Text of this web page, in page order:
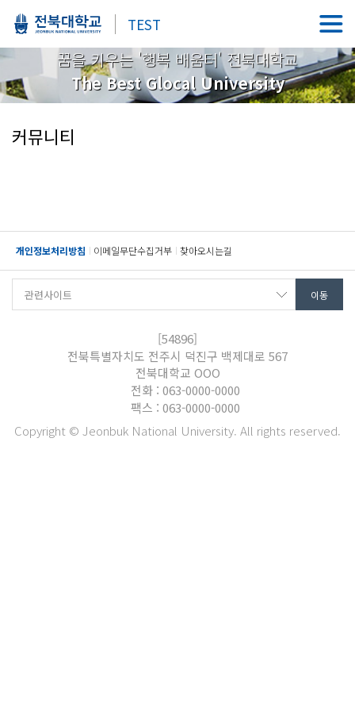
TEST
꿈을 키우는 '행복 배움터' 전북대학교
The Best Glocal University
커뮤니티
개인정보처리방침 이메일무단수집거부 찾아오시는길
[54896]
전북특별자치도 전주시 덕진구 백제대로 567
전북대학교 OOO
전화 : 063-0000-0000
팩스 : 063-0000-0000
Copyright © Jeonbuk National University. All rights reserved.